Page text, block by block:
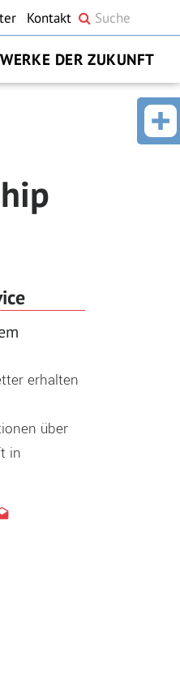
Kontakt
DER ZUKUNFT
erhalten
über
in